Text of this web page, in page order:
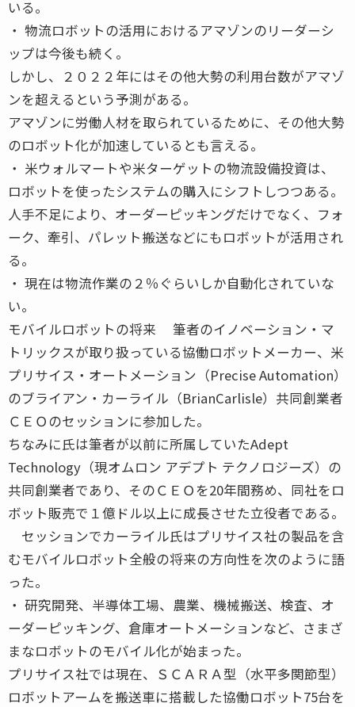
いる。
・ 物流ロボットの活用におけるアマゾンのリーダーシ
ップは今後も続く。
しかし、２０２２年にはその他大勢の利用台数がアマゾ
ンを超えるという予測がある。
アマゾンに労働人材を取られているために、その他大勢
のロボット化が加速しているとも言える。
・ 米ウォルマートや米ターゲットの物流設備投資は、
ロボットを使ったシステムの購入にシフトしつつある。
人手不足により、オーダーピッキングだけでなく、フォ
ーク、牽引、パレット搬送などにもロボットが活用され
る。
・ 現在は物流作業の２％ぐらいしか自動化されていな
い。
モバイルロボットの将来 筆者のイノベーション・マ
トリックスが取り扱っている協働ロボットメーカー、米
プリサイス・オートメーション（Precise Automation）
のブライアン・カーライル（BrianCarlisle）共同創業者
ＣＥＯのセッションに参加した。
ちなみに氏は筆者が以前に所属していたAdept
Technology（現オムロン アデプト テクノロジーズ）の
共同創業者であり、そのＣＥＯを20年間務め、同社をロ
ボット販売で１億ドル以上に成長させた立役者である。
セッションでカーライル氏はプリサイス社の製品を含
むモバイルロボット全般の将来の方向性を次のように語
った。
・ 研究開発、半導体工場、農業、機械搬送、検査、オ
ーダーピッキング、倉庫オートメーションなど、さまざ
まなロボットのモバイル化が始まった。
プリサイス社では現在、ＳＣＡＲＡ型（水平多関節型）
ロボットアームを搬送車に搭載した協働ロボット75台を